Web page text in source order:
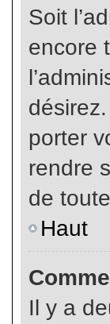
Soit
encore
porter
rendre
de
Haut
Il y a